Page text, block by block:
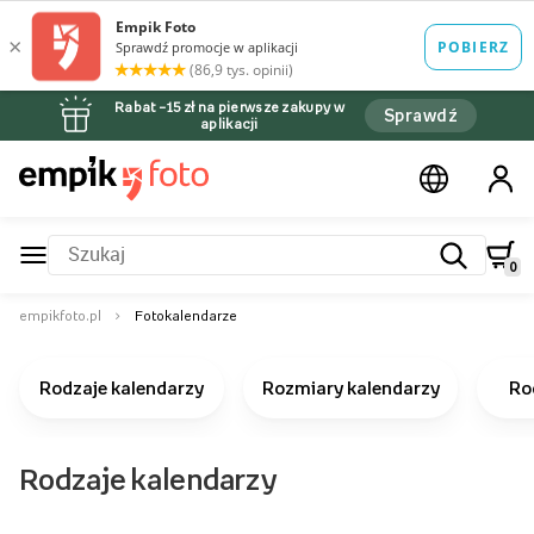
Rabat –15 zł na pierwsze zakupy w
aplikacji
Sprawdź
0
empikfoto.pl Fotokalendarze
Rodzaje kalendarzy Rozmiary kalendarzy
Rodzaje kalendarzy